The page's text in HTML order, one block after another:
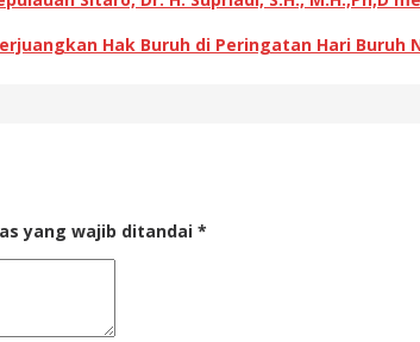
Hak Buruh di Peringatan Hari Buruh
yang wajib ditandai *